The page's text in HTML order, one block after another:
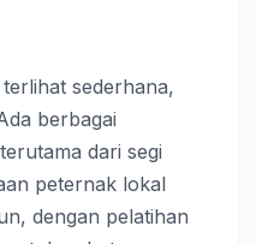
sederhana,
berbagai
dari segi
peternak lokal
dengan pelatihan